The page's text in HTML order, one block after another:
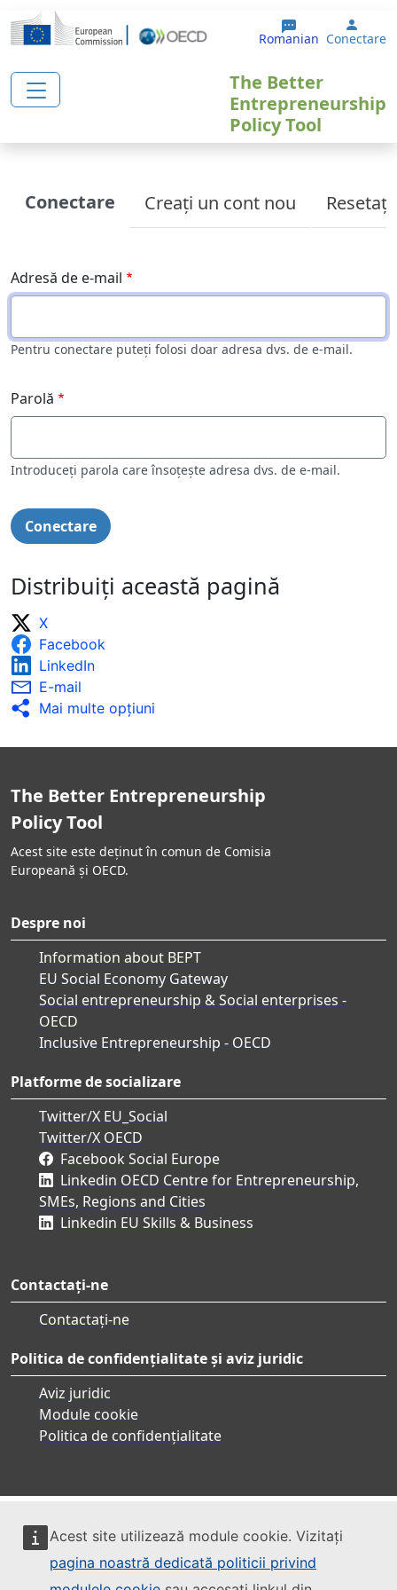
Sari la conținutul principal
Acest site utilizează module cookie. Vizitați
pagina noastră dedicată politicii privind
Romanian User
Conectare
The Better
Entrepreneurship
Policy Tool
Primary tabs
Conectare Creați un cont nou
Adresă de e-mail
Pentru conectare puteți folosi doar adresa dvs. de e-mail.
Parolă
Introduceți parola care însoțește adresa dvs. de e-mail.
Distribuiți această pagină
X
Facebook
LinkedIn
E-mail
Mai multe opţiuni
The Better Entrepreneurship
Policy Tool
Acest site este deținut în comun de Comisia
Europeană și OECD.
Despre noi
Information about BEPT
EU Social Economy Gateway
Social entrepreneurship & Social enterprises -
OECD
Inclusive Entrepreneurship - OECD
Platforme de socializare
Twitter/X EU_Social
Twitter/X OECD
Facebook Social Europe
Linkedin OECD Centre for Entrepreneurship,
SMEs, Regions and Cities
Linkedin EU Skills & Business
Contactați-ne
Contactați-ne
Politica de confidențialitate și aviz juridic
Aviz juridic
Module cookie
Politica de confidențialitate